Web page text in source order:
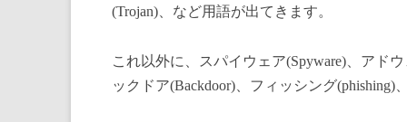
(Trojan)、など用語が出てきます。
これ以外に、スパイウェア(Spyware)、アド
ックドア(Backdoor)、フィッシング